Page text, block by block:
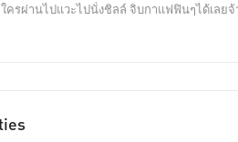
ครผ่านไปแวะไปนั่งชิลล์ จิบกาแฟฟินๆได้เลยจ้